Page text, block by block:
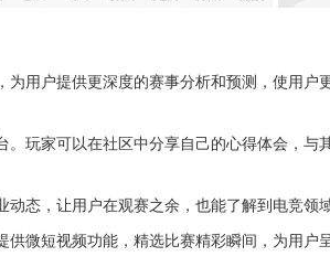
用户提供更深度的赛事分析和预测，使用户
玩家可以在社区中分享自己的心得体会，与
态，让用户在观赛之余，也能了解到电竞领
微短视频功能，精选比赛精彩瞬间，为用户